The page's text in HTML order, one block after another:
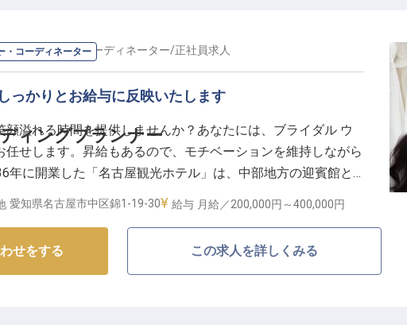
れられない思い出となるでしょう。
、安心のキャリアパス】
先輩スタッフのサポートで、おもてなしのプロへと成長でき
の休暇に加え、社会保険完備やグループホテル割引、資格取
ける福利厚生も魅力です。多様なシフト制で、プライベート
報です
・コーディネーター
ィングプランナー
の プランナー・コーディネーター/正社員求人
っかりとお給与に反映いたします
顔溢れる時間を提供しませんか？あなたには、ブライダル ウ
任せします。昇給もあるので、モチベーションを維持しながら
年に開業した「名古屋観光ホテル」は、中部地方の迎賓館と
てきた歴史のあるホテルです。施設内には、チャペルや神殿
愛知県名古屋市中区錦1-19-30 給与 月給／200,000円～400,000円
せをする この求人を詳しくみる